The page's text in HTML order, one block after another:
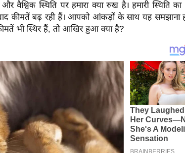
वैश्विक स्थिति पर हमारा क्या रुख है। हमारी स्थिति
कीमतें बढ़ रही हैं। आपको आंकड़ों के साथ यह समझाना
भी स्थिर हैं, तो आखिर हुआ क्या है?